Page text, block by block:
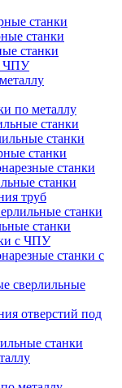
станки
станки
станки
ЧПУ
по металлу
станки
станки
станки
станки
станки
труб
станки
станки
с ЧПУ
станки с
сверлильные
отверстий под
станки